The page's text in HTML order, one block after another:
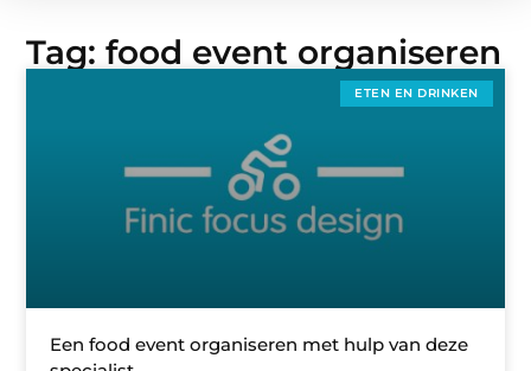
Tag: food event organiseren
ETEN EN DRINKEN
Een food event organiseren met hulp van deze